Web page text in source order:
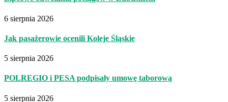
6 sierpnia 2026
Jak pasażerowie ocenili Koleje Śląskie
5 sierpnia 2026
POLREGIO i PESA podpisały umowę taborową
5 sierpnia 2026